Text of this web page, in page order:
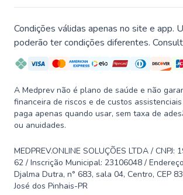
Condições válidas apenas no site e app.
poderão ter condições diferentes.
A Medprev não é plano de saúde e não
financeira de riscos e de custos
paga apenas quando usar, sem taxa de
ou anuidades.
MEDPREV.ONLINE SOLUÇÕES LTDA / CNPJ:
62 / Inscrição Municipal: 23106048 /
Djalma Dutra, n° 683, sala 04, Centro, CEP
José dos Pinhais-PR